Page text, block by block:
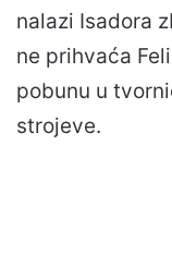
nalazi Isadora
ne prihvaća
pobunu u
strojeve.